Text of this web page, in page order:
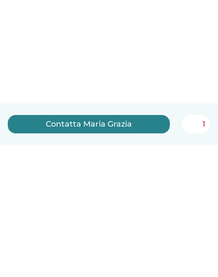
Contatta Maria Grazia 1